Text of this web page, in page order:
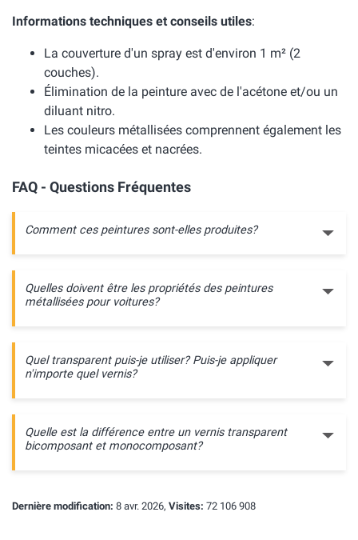
Informations techniques et conseils utiles:
La couverture d'un spray est d'environ 1 m² (2
couches).
Élimination de la peinture avec de l'acétone et/ou un
diluant nitro.
Les couleurs métallisées comprennent également les
teintes micacées et nacrées.
FAQ - Questions Fréquentes
Comment ces peintures sont-elles produites?
Quelles doivent être les propriétés des peintures
métallisées pour voitures?
Quel transparent puis-je utiliser? Puis-je appliquer
n'importe quel vernis?
Quelle est la différence entre un vernis transparent
bicomposant et monocomposant?
Dernière modification: 8 avr. 2026, Visites: 72 106 908